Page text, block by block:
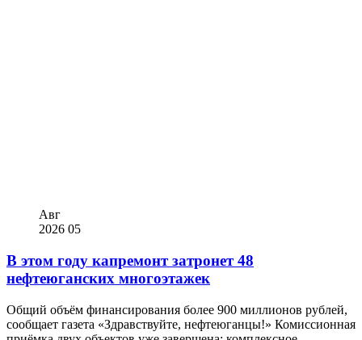
Авг
2026 05
В этом году капремонт затронет 48
нефтеюганских многоэтажек
Общий объём финансирования более 900 миллионов рублей,
сообщает газета «Здравствуйте, нефтеюганцы!» Комиссионная